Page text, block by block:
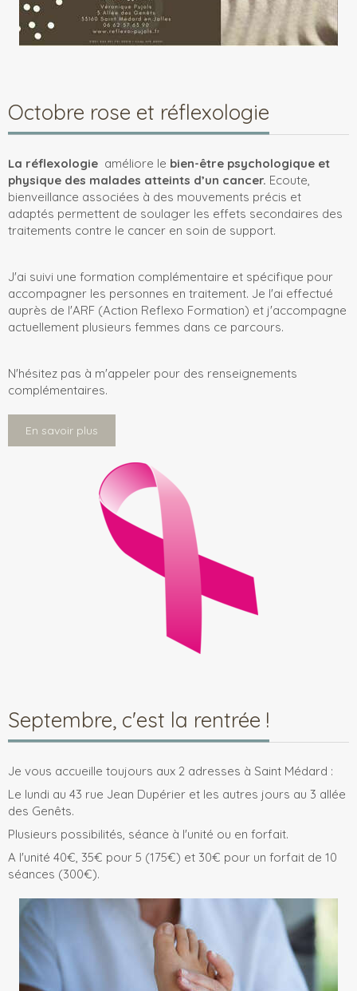
Octobre rose et réflexologie
La réflexologie améliore le bien-être psychologique et
physique des malades atteints d’un cancer. Ecoute,
bienveillance associées à des mouvements précis et
adaptés permettent de soulager les effets secondaires des
traitements contre le cancer en soin de support.
J'ai suivi une formation complémentaire et spécifique pour
accompagner les personnes en traitement. Je l'ai effectué
auprès de l'ARF (Action Reflexo Formation) et j'accompagne
actuellement plusieurs femmes dans ce parcours.
N'hésitez pas à m'appeler pour des renseignements
complémentaires.
En savoir plus
Septembre, c'est la rentrée !
Je vous accueille toujours aux 2 adresses à Saint Médard :
Le lundi au 43 rue Jean Dupérier et les autres jours au 3 allée
des Genêts.
Plusieurs possibilités, séance à l'unité ou en forfait.
A l'unité 40€, 35€ pour 5 (175€) et 30€ pour un forfait de 10
séances (300€).